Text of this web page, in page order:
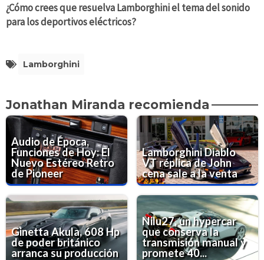
¿Cómo crees que resuelva Lamborghini el tema del sonido
para los deportivos eléctricos?
Lamborghini
Jonathan Miranda recomienda
Audio de Época,
Funciones de Hoy: El
Nuevo Estéreo Retro
de Pioneer
Lamborghini Diablo
VT réplica de John
cena sale a la venta
Ginetta Akula, 608 Hp
de poder británico
arranca su producción
Nilu27, un hypercar
que conserva la
transmisión manual y
promete 40...